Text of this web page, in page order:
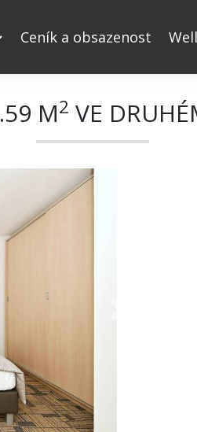
Ceník a obsazenost
M2 VE